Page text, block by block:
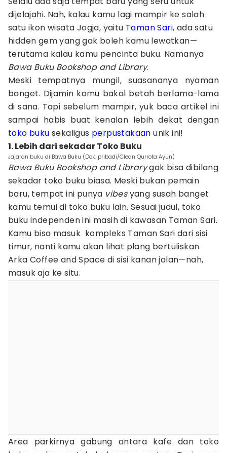
dijelajahi. Nah, kalau kamu lagi mampir ke salah
satu ikon wisata Jogja, yaitu Taman Sari, ada satu
hidden gem yang gak boleh kamu lewatkan—
terutama kalau kamu pencinta buku. Namanya
Bawa Buku Bookshop and Library.
Meski tempatnya mungil, suasananya nyaman
banget. Dijamin kamu bakal betah berlama-lama
di sana. Tapi sebelum mampir, yuk baca artikel ini
sampai habis buat kenalan lebih dekat dengan
toko buku sekaligus perpustakaan unik ini!
1. Lebih dari sekadar Toko Buku
Jajaran buku di Bawa Buku (Dok. pribadi/Clean Qurrota Ayun)
Bawa Buku Bookshop and Librarygak bisa dibilang
sekadar toko buku biasa. Meski bukan pemain
baru, tempat ini punya vibesyang susah banget
kamu temui di toko buku lain. Sesuai judul, toko
buku independen ini masih di kawasan Taman Sari.
Kamu bisa masuk kompleks Taman Sari dari sisi
timur, nanti kamu akan lihat plang bertuliskan
Arka Coffee and Space di sisi kanan jalan—nah,
masuk aja ke situ.
Area parkirnya gabung antara kafe dan toko